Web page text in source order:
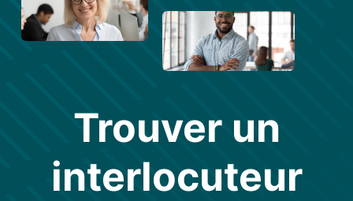
Trouver un
interlocuteur